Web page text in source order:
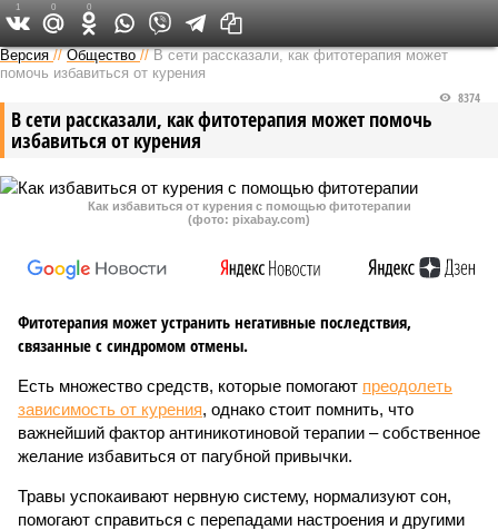
Версия на Неве
Версия //Общество //В сети рассказали, как фитотерапия может
помочь избавиться от курения
В сети рассказали, как фитотерапия может помочь
избавиться от курения
8374
Как избавиться от курения с помощью фитотерапии
(фото: pixabay.com)
Фитотерапия может устранить негативные последствия,
связанные с синдромом отмены.
Есть множество средств, которые помогают преодолеть
зависимость от курения, однако стоит помнить, что
важнейший фактор антиникотиновой терапии – собственное
желание избавиться от пагубной привычки.
Травы успокаивают нервную систему, нормализуют сон,
помогают справиться с перепадами настроения и другими
1 0 0